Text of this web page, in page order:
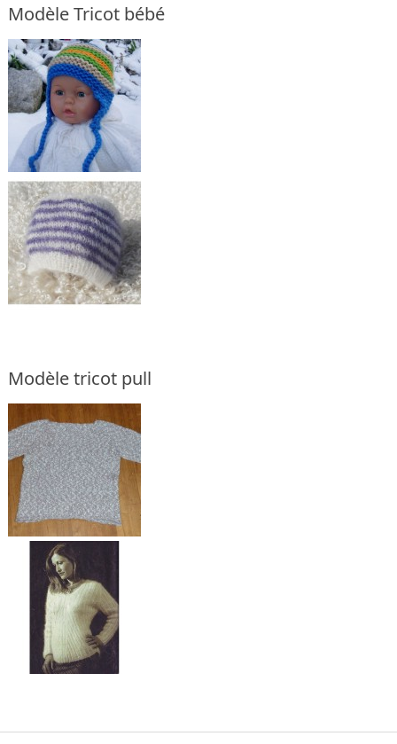
Modèle Tricot bébé
Modèle tricot pull